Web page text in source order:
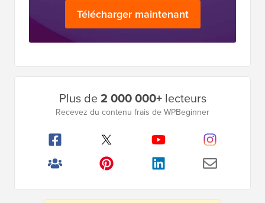
Télécharger maintenant
Plus de2 000 000+lecteurs
Recevez du contenu frais de WPBeginner